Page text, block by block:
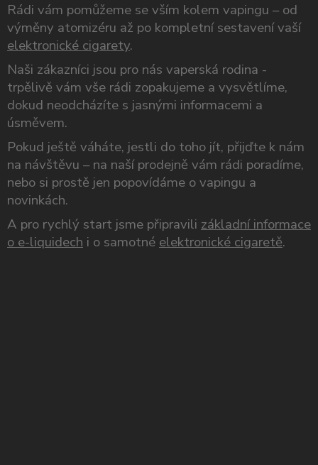
Rádi vám pomůžeme se vším kolem vapingu – od
výměny atomizéru až po kompletní sestavení vaší
elektronické cigarety.
Naši zákazníci jsou pro nás vaperská rodina -
trpělivě vám vše rádi zopakujeme a vysvětlíme,
dokud neodcházíte s jasnými informacemi a
úsměvem.
Pokud ještě váháte, jestli do toho jít, přijďte k nám
na návštěvu – na naší prodejně vám rádi poradíme,
nebo si prostě jen popovídáme o vapingu a
novinkách.
A pro rychlý start jsme připravili základní informace
o e-liquidech i o samotné elektronické cigaretě.